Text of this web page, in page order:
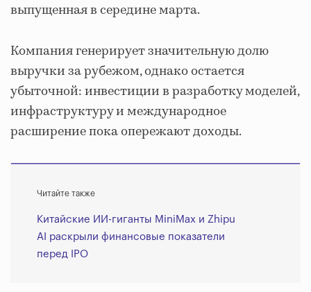
выпущенная в середине марта.
Компания генерирует значительную долю
выручки за рубежом, однако остается
убыточной: инвестиции в разработку моделей,
инфраструктуру и международное
расширение пока опережают доходы.
Читайте также
Китайские ИИ-гиганты MiniMax и Zhipu
AI раскрыли финансовые показатели
перед IPO